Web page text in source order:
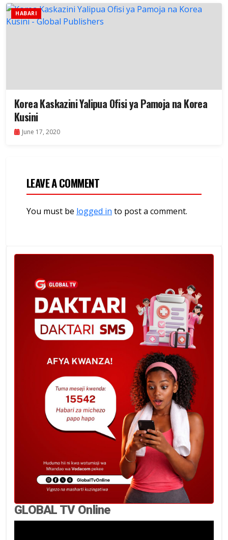
HABARI
Korea Kaskazini Yalipua Ofisi ya Pamoja na Korea
Kusini
June 17, 2020
LEAVE A COMMENT
You must be logged in to post a comment.
GLOBAL TV Online